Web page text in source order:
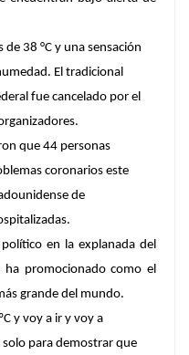
38 °C y una sensación
El tradicional
fue cancelado por el
que 44 personas
coronarios este
de
en la explanada del
promocionado como el
grande del mundo.
y voy a ir y voy a
para demostrar que